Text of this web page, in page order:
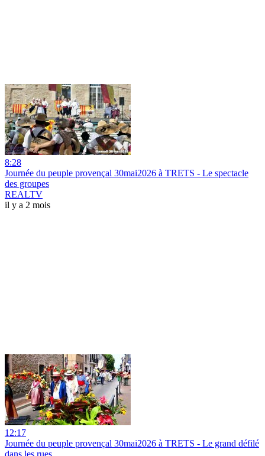
8:28
Journée du peuple provençal 30mai2026 à TRETS - Le spectacle
des groupes
REALTV
il y a 2 mois
12:17
Journée du peuple provençal 30mai2026 à TRETS - Le grand défilé